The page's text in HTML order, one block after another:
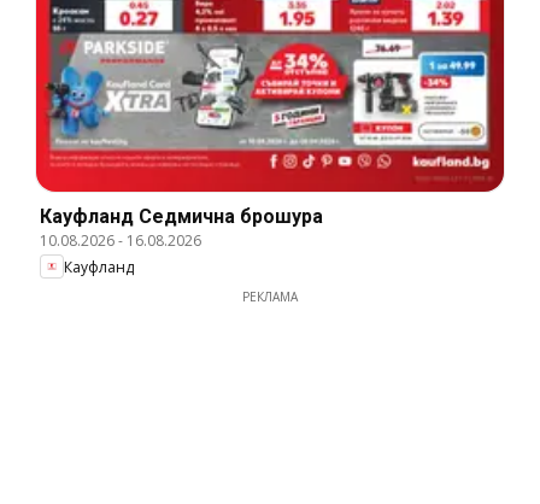
Кауфланд Cедмична брошура
10.08.2026- 16.08.2026
Кауфланд
РЕКЛАМА